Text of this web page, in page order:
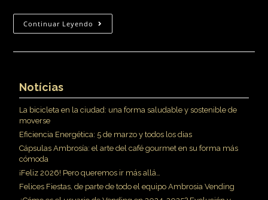
Continuar Leyendo
Notícias
La bicicleta en la ciudad: una forma saludable y sostenible de
moverse
Eficiencia Energética: 5 de marzo y todos los dias
Cápsulas Ambrosía: el arte del café gourmet en su forma más
cómoda
¡Feliz 2026! Pero queremos ir más allá…
Felices Fiestas, de parte de todo el equipo Ambrosia Vending